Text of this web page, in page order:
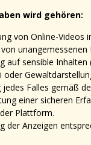
wird gehören:
von Online-Videos
unangemessenen
auf sensible Inhalten
oder
Falles gemäß
einer sicheren
Plattform.
der Anzeigen